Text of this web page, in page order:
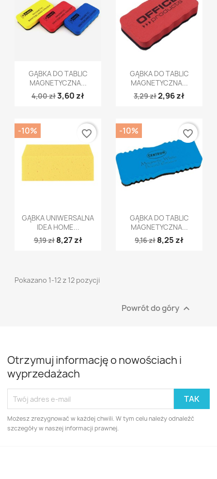
Szybki podgląd
GĄBKA DO TABLIC
MAGNETYCZNA...
4,00 zł3,60 zł
Szybki podgląd
GĄBKA DO TABLIC
MAGNETYCZNA...
3,29 zł2,96 zł
Szybki podgląd
GĄBKA UNIWERSALNA
IDEA HOME...
9,19 zł 8,27 zł
-10% favorite_border
Szybki podgląd
GĄBKA DO TABLIC
MAGNETYCZNA...
9,16 zł 8,25 zł
-10% favorite_border
Pokazano 1-12 z 12 pozycji
Powrót do góry 
Otrzymuj informację o nowościach i
wyprzedażach
Możesz zrezygnować w każdej chwili. W tym celu należy odnaleźć
szczegóły w naszej informacji prawnej.